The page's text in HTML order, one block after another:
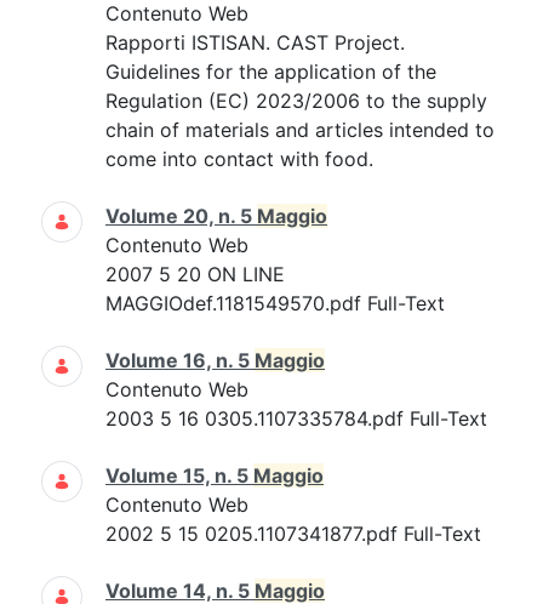
Contenuto Web
Rapporti ISTISAN. CAST Project.
Guidelines for the application of the
Regulation (EC) 2023/2006 to the supply
chain of materials and articles intended to
come into contact with food.
Volume 20, n. 5 Maggio
Contenuto Web
2007 5 20 ON LINE
MAGGIOdef.1181549570.pdf Full-Text
Volume 16, n. 5 Maggio
Contenuto Web
2003 5 16 0305.1107335784.pdf Full-Text
Volume 15, n. 5 Maggio
Contenuto Web
2002 5 15 0205.1107341877.pdf Full-Text
Volume 14, n. 5 Maggio